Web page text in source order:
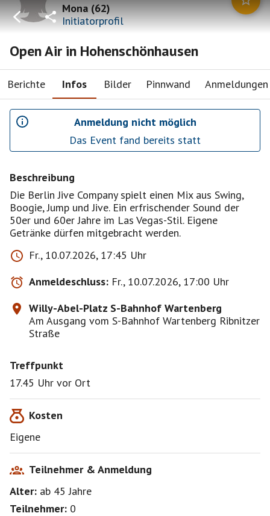
Mona(62)
Initiatorprofil
Open Air in Hohenschönhausen
Berichte Infos Bilder Pinnwand Anmeldungen
Anmeldung nicht möglich
Das Event fand bereits statt
Beschreibung
Die Berlin Jive Company spielt einen Mix aus Swing,
Boogie, Jump und Jive. Ein erfrischender Sound der
50er und 60er Jahre im Las Vegas-Stil. Eigene
Getränke dürfen mitgebracht werden.
Fr., 10.07.2026, 17:45 Uhr
Anmeldeschluss: Fr., 10.07.2026, 17:00 Uhr
Willy-Abel-Platz S-Bahnhof Wartenberg
Am Ausgang vom S-Bahnhof Wartenberg Ribnitzer
Straße
Treffpunkt
17.45 Uhr vor Ort
Kosten
Eigene
Teilnehmer & Anmeldung
Alter: ab 45Jahre
Teilnehmer: 0